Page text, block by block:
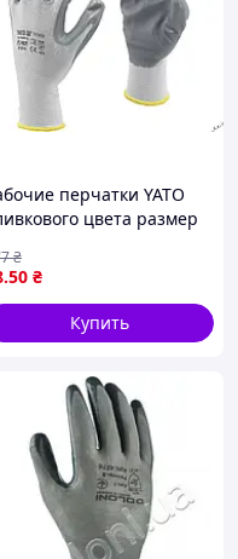
перчатки YATO
цвета размер
защиты рук
.50 ₴
₴
Купить